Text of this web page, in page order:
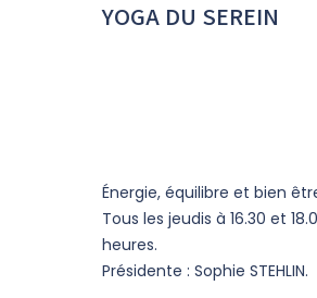
YOGA DU SEREIN
Énergie, équilibre et bien
Tous les jeudis à 16.30 et
heures.
Présidente : Sophie STEHLIN.